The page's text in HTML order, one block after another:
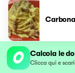
Calcola le
Clicca qui e